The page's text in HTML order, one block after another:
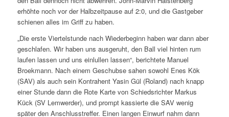
erhöhte noch vor der Halbzeitpause auf 2:0, und die Gastgeber
schienen alles im Griff zu haben.
„Die erste Viertelstunde nach Wiederbeginn haben war dann aber
geschlafen. Wir haben uns ausgeruht, den Ball viel hinten rum
laufen lassen und uns einlullen lassen“, berichtete Manuel
Broekmann. Nach einem Geschubse sahen sowohl Enes Kök
(SAV) als auch sein Kontrahent Yasin Gül (Roland) nach knapp
einer Stunde dann die Rote ­Karte von Schiedsrichter Markus
Kück (SV Lemwerder), und prompt kassierte die SAV wenig
später den Anschlusstreffer. Einen langen Einwurf nahm dann